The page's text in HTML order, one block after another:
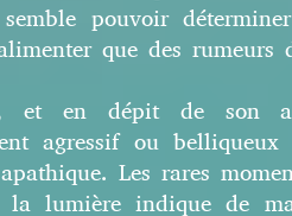
pouvoir
que des rumeurs
et en dépit de son
agressif ou
Les rares
lumière indique de